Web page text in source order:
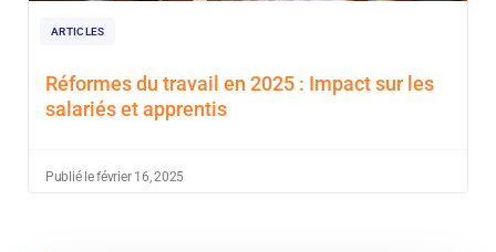
ARTICLES
Réformes du travail en 2025 : Impact sur les
salariés et apprentis
Publié le février 16, 2025